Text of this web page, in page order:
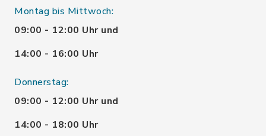
Montag bis Mittwoch:
09:00 - 12:00 Uhr und
14:00 - 16:00 Uhr
Donnerstag:
09:00 - 12:00 Uhr und
14:00 - 18:00 Uhr